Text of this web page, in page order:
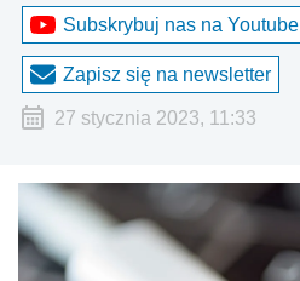
Subskrybuj nas na Youtube
Zapisz się na newsletter
27 stycznia 2023, 11:33